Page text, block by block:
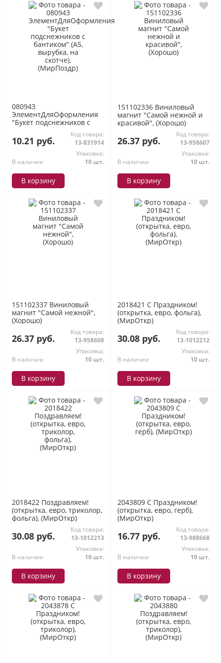
080943
ЭлементДляОформления
"Букет подснежников с
бантиком" (А5, вырубка, на
скотче), (МирПоздр)
10.21 руб.
Код товара:
13-831914
В наличии
Упаковка:
10 шт.
В корзину
151102336 Виниловый
магнит "Самой нежной и
красивой", (Хорошо)
26.37 руб.
Код товара:
13-958607
В наличии
Упаковка:
10 шт.
В корзину
151102337 Виниловый
магнит "Самой нежной",
(Хорошо)
26.37 руб.
Код товара:
13-958608
В наличии
Упаковка:
10 шт.
В корзину
2018421 С Праздником!
(открытка, евро, фольга),
(МирОткр)
30.08 руб.
Код товара:
13-1012212
В наличии
Упаковка:
10 шт.
В корзину
2018422 Поздравляем!
(открытка, евро, триколор,
фольга), (МирОткр)
30.08 руб.
Код товара:
13-1012213
В наличии
Упаковка:
10 шт.
В корзину
2043809 С Праздником!
(открытка, евро, герб),
(МирОткр)
16.77 руб.
Код товара:
13-988668
В наличии
Упаковка:
10 шт.
В корзину